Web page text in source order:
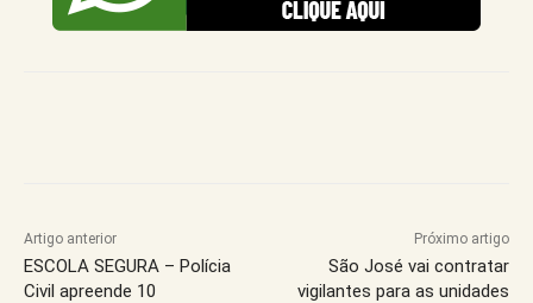
Artigo anterior
ESCOLA SEGURA – Polícia
Civil apreende 10
Próximo artigo
São José vai contratar
vigilantes para as unidades